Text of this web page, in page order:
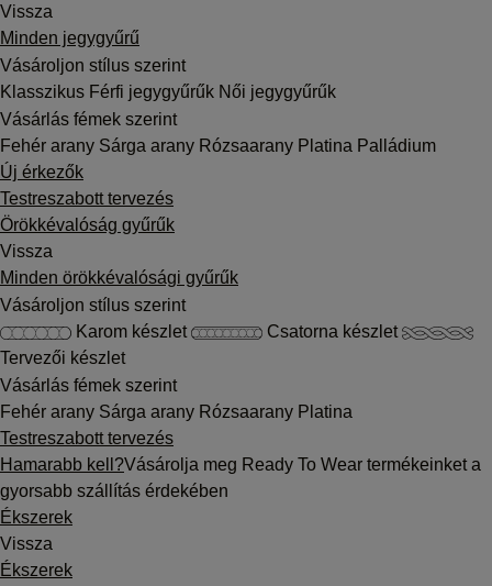
Vissza
Minden jegygyűrű
Vásároljon stílus szerint
Klasszikus Férfi jegygyűrűk Női jegygyűrűk
Vásárlás fémek szerint
Fehér arany Sárga arany Rózsaarany Platina Palládium
Új érkezők
Testreszabott tervezés
Örökkévalóság gyűrűk
Vissza
Minden örökkévalósági gyűrűk
Vásároljon stílus szerint
Karom készlet
Csatorna készlet
Tervezői készlet
Vásárlás fémek szerint
Fehér arany Sárga arany Rózsaarany Platina
Testreszabott tervezés
Hamarabb kell?Vásárolja meg Ready To Wear termékeinket a
gyorsabb szállítás érdekében
Ékszerek
Vissza
Ékszerek